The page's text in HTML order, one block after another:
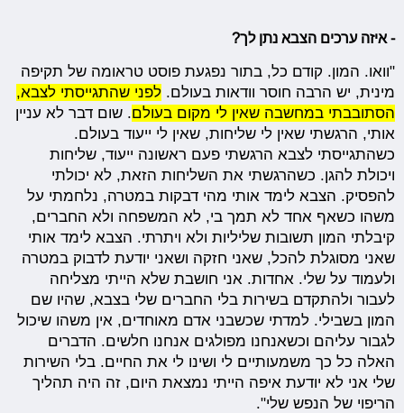
- איזה ערכים הצבא נתן לך?
"וואו. המון. קודם כל, בתור נפגעת פוסט טראומה של תקיפה
מינית, יש הרבה חוסר וודאות בעולם.לפני שהתגייסתי לצבא,
הסתובבתי במחשבה שאין לי מקום בעולם. שום דבר לא עניין
אותי, הרגשתי שאין לי שליחות, שאין לי ייעוד בעולם.
כשהתגייסתי לצבא הרגשתי פעם ראשונה ייעוד, שליחות
ויכולת להגן. כשהרגשתי את השליחות הזאת, לא יכולתי
להפסיק. הצבא לימד אותי מהי דבקות במטרה, נלחמתי על
משהו כשאף אחד לא תמך בי, לא המשפחה ולא החברים,
קיבלתי המון תשובות שליליות ולא ויתרתי. הצבא לימד אותי
שאני מסוגלת להכל, שאני חזקה ושאני יודעת לדבוק במטרה
ולעמוד על שלי. אחדות. אני חושבת שלא הייתי מצליחה
לעבור ולהתקדם בשירות בלי החברים שלי בצבא, שהיו שם
המון בשבילי. למדתי שכשבני אדם מאוחדים, אין משהו שיכול
לגבור עליהם וכשאנחנו מפולגים אנחנו חלשים. הדברים
האלה כל כך משמעותיים לי ושינו לי את החיים. בלי השירות
שלי אני לא יודעת איפה הייתי נמצאת היום, זה היה תהליך
הריפוי של הנפש שלי".